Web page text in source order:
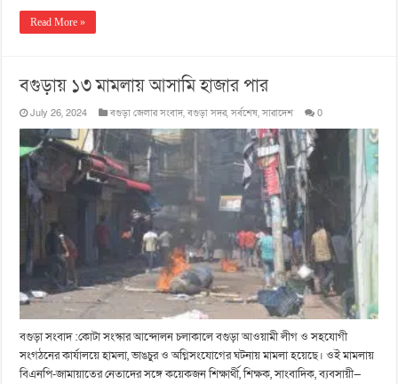
Read More »
বগুড়ায় ১৩ মামলায় আসামি হাজার পার
July 26, 2024 বগুড়া জেলার সংবাদ,বগুড়া সদর,সর্বশেষ,সারাদেশ 0
বগুড়া সংবাদ :কোটা সংস্কার আন্দোলন চলাকালে বগুড়া আওয়ামী লীগ ও সহযোগী
সংগঠনের কার্যালয়ে হামলা, ভাঙচুর ও অগ্নিসংযোগের ঘটনায় মামলা হয়েছে। ওই মামলায়
বিএনপি-জামায়াতের নেতাদের সঙ্গে কয়েকজন শিক্ষার্থী, শিক্ষক, সাংবাদিক, ব্যবসায়ী—